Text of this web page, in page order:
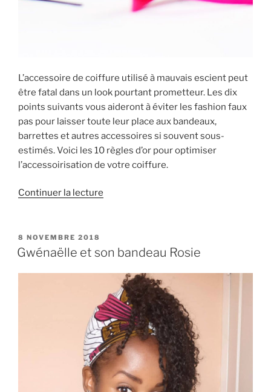
L’accessoire de coiffure utilisé à mauvais escient peut
être fatal dans un look pourtant prometteur. Les dix
points suivants vous aideront à éviter les fashion faux
pas pour laisser toute leur place aux bandeaux,
barrettes et autres accessoires si souvent sous-
estimés. Voici les 10 règles d’or pour optimiser
l’accessoirisation de votre coiffure.
Continuer la lecture
de
votre
coiffure »
PUBLIÉ
LE
8 NOVEMBRE 2018
Gwénaëlle et son bandeau Rosie